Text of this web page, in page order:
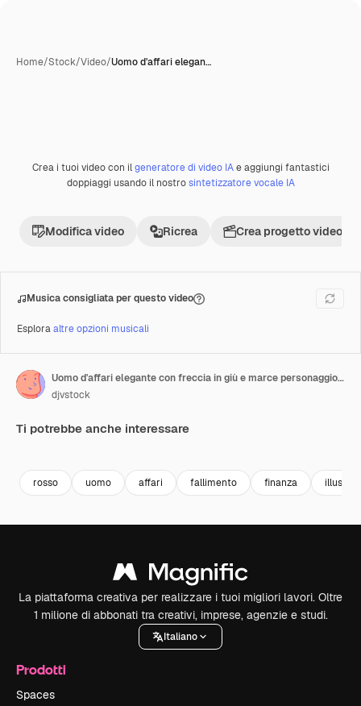
Home/Stock/Video/Uomo d'affari elegan…
Premium
Crea i tuoi video con ilgeneratore di video IAe aggiungi fantastici
doppiaggi usando il nostrosintetizzatore vocale IA
Modifica video Ricrea Crea progetto video
Musica consigliata per questo video
Esploraaltre opzioni musicali
Uomo d'affari elegante con freccia in giù e marce personaggio animato
djvstock
Ti potrebbe anche interessare
rosso uomo affari fallimento finanza
La piattaforma creativa per realizzare i tuoi migliori lavori. Oltre
1 milione di abbonati tra creativi, imprese, agenzie e studi.
Italiano
Prodotti
Spaces